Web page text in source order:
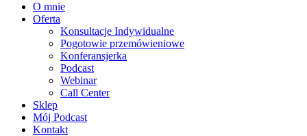
O mnie
Oferta
Konsultacje Indywidualne
Pogotowie przemówieniowe
Konferansjerka
Podcast
Webinar
Call Center
Sklep
Mój Podcast
Kontakt